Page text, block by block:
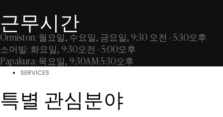
근무시간
Ormiston: 월요일, 수요일, 금요일, 9:30 오전 - 5:30오후
소머빌: 화요일, 9:30오전 - 5:00오후
Papakura: 목요일, 9:30AM-5:30오후
SERVICES
특별 관심분야